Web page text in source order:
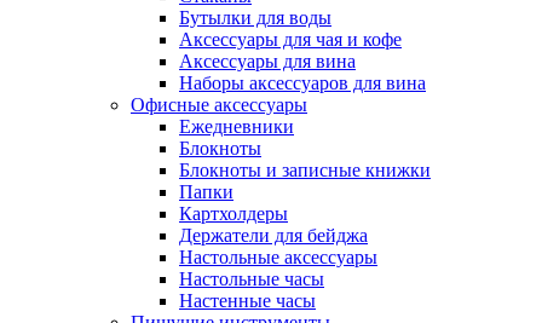
Бутылки для воды
Аксессуары для чая и кофе
Аксессуары для вина
Наборы аксессуаров для вина
Офисные аксессуары
Ежедневники
Блокноты
Блокноты и записные книжки
Папки
Картхолдеры
Держатели для бейджа
Настольные аксессуары
Настольные часы
Настенные часы